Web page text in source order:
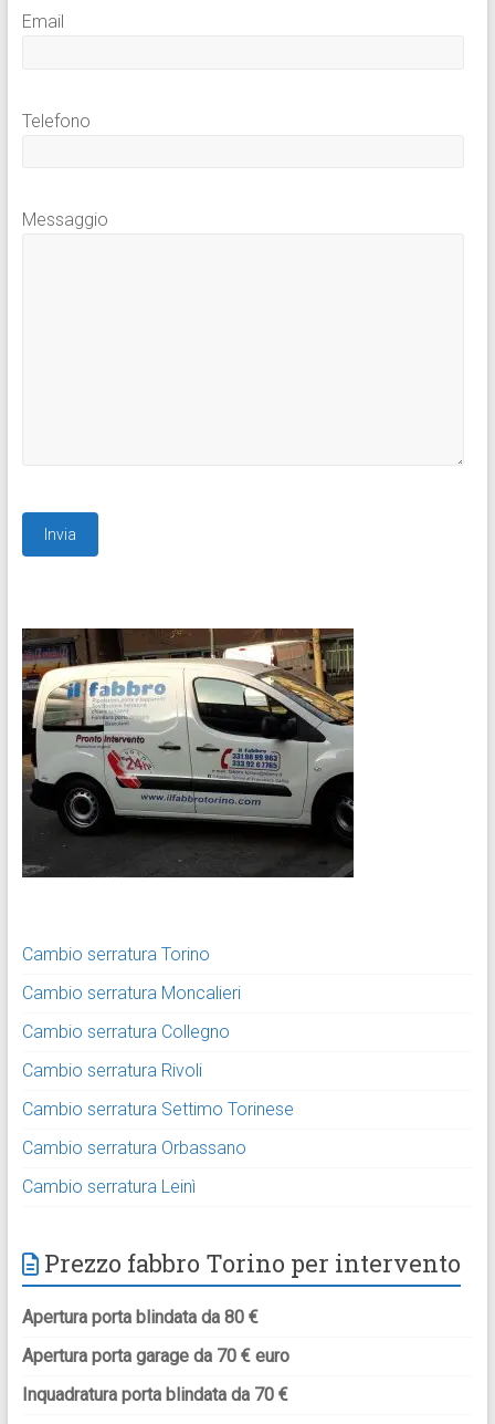
Email
Telefono
Messaggio
Cambio serratura Torino
Cambio serratura Moncalieri
Cambio serratura Collegno
Cambio serratura Rivoli
Cambio serratura Settimo Torinese
Cambio serratura Orbassano
Cambio serratura Leinì
Prezzo fabbro Torino per intervento
Apertura porta blindata da 80 €
Apertura porta garage da 70 € euro
Inquadratura porta blindata da 70 €